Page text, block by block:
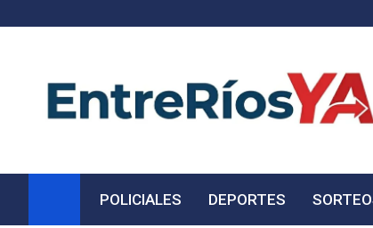
Noticias de Entre
POLICIALES DEPORTES